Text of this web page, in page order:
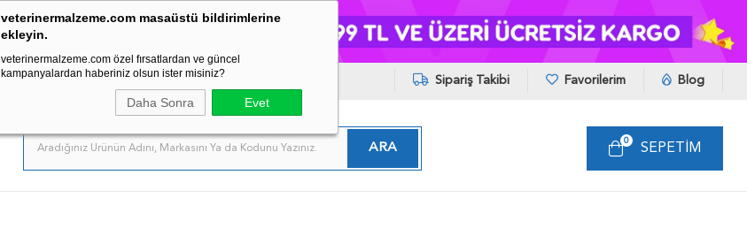
veterinermalzeme.com masaüstü bildirimlerine
ekleyin.
veterinermalzeme.com özel fırsatlardan ve güncel
kampanyalardan haberiniz olsun ister misiniz?
Daha Sonra Evet
Sipariş Takibi Favorilerim Blog
SEPETIM
0